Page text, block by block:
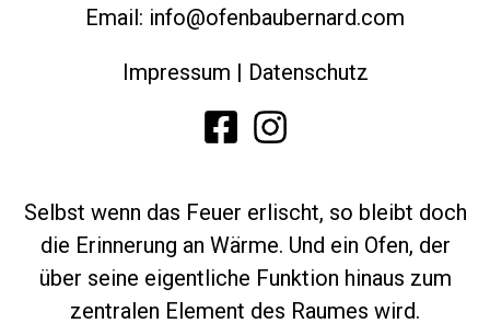
Email: info@ofenbaubernard.com
Impressum | Datenschutz
Selbst wenn das Feuer erlischt, so bleibt doch
die Erinnerung an Wärme. Und ein Ofen, der
über seine eigentliche Funktion hinaus zum
zentralen Element des Raumes wird.